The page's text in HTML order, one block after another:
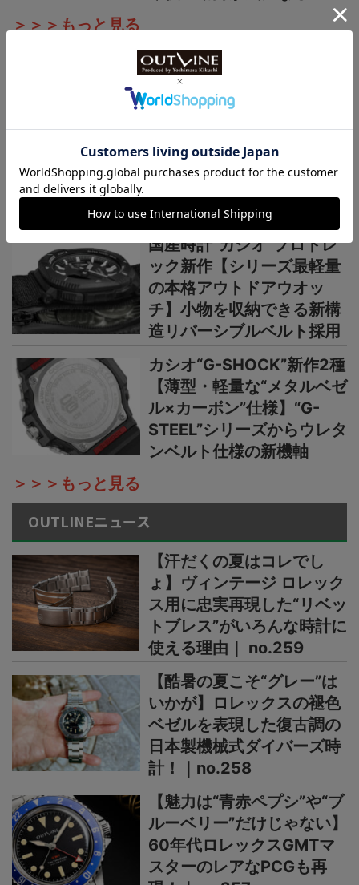
＞＞＞もっと見る
カシオ“G-SHOCK”新作
×ブラウン”で3機種】黄金
の地平線をテーマにし
カラーシリーズ
国産時計“カシオ”プロトレ
ック新作【シリーズ最軽量
の本格アウトドアウオッ
チ】小物を収納できる新構
造リバーシブルベルト採用
カシオ“G-SHOCK”新作2種
【薄型・軽量な“メタルベゼ
ル×カーボン”仕様】“G-
STEEL”シリーズからウレタ
ンベルト仕様の新機軸
＞＞＞もっと見る
OUTLINEニュース
【汗だくの夏はコレでし
ょ】ヴィンテージ ロレック
ス用に忠実再現した“リベッ
トブレス”がいろんな時計に
使える理由｜ no.259
【酷暑の夏こそ“グレー”は
いかが】ロレックスの褪色
ベゼルを表現した復古調の
日本製機械式ダイバーズ時
計！｜no.258
【魅力は“青赤ペプシ”や“ブ
ルーベリー”だけじゃない】
60年代ロレックスGMTマ
スターのレアなPCGも再